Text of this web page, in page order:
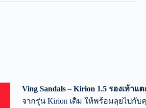
Ving Sandals – Kirion 1.5 รองเท้าแ
จากรุ่น Kirion เดิม ให้พร้อมลุยไปกั